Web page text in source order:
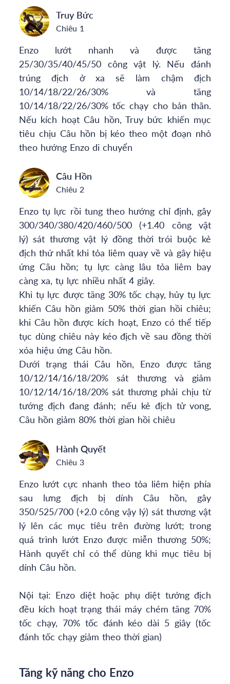
Truy Bức
Chiêu 1
Enzo lướt nhanh và được tăng
25/30/35/40/45/50 công vật lý. Nếu đánh
trúng địch ở xa sẽ làm chậm địch
10/14/18/22/26/30% và tăng
10/14/18/22/26/30% tốc chạy cho bản thân.
Nếu kích hoạt Câu hồn, Truy bức khiến mục
tiêu chịu Câu hồn bị kéo theo một đoạn nhỏ
theo hướng Enzo di chuyển
Câu Hồn
Chiêu 2
Enzo tụ lực rồi tung theo hướng chỉ định, gây
300/340/380/420/460/500 (+1.40 công vật
lý) sát thương vật lý đồng thời trói buộc kẻ
địch thứ nhất khi tỏa liêm quay về và gây hiệu
ứng Câu hồn; tụ lực càng lâu tỏa liêm bay
càng xa, tụ lực nhiều nhất 4 giây.
Khi tụ lực được tăng 30% tốc chạy, hủy tụ lực
khiến Câu hồn giảm 50% thời gian hồi chiêu;
khi Câu hồn được kích hoạt, Enzo có thể tiếp
tục dùng chiêu này kéo địch về sau đồng thời
xóa hiệu ứng Câu hồn.
Dưới trạng thái Câu hồn, Enzo được tăng
10/12/14/16/18/20% sát thương và giảm
10/12/14/16/18/20% sát thương phải chịu từ
tướng địch đang đánh; nếu kẻ địch tử vong,
Câu hồn giảm 80% thời gian hồi chiêu
Hành Quyết
Chiêu 3
Enzo lướt cực nhanh theo tỏa liêm hiện phía
sau lưng địch bị dính Câu hồn, gây
350/525/700 (+2.0 công vậy lý) sát thương vật
lý lên các mục tiêu trên đường lướt; trong
quá trình lướt Enzo được miễn thương 50%;
Hành quyết chỉ có thể dùng khi mục tiêu bị
dính Câu hồn.
Nội tại: Enzo diệt hoặc phụ diệt tướng địch
đều kích hoạt trạng thái máy chém tăng 70%
tốc chạy, 70% tốc đánh kéo dài 5 giây (tốc
đánh tốc chạy giảm theo thời gian)
Tăng kỹ năng cho Enzo